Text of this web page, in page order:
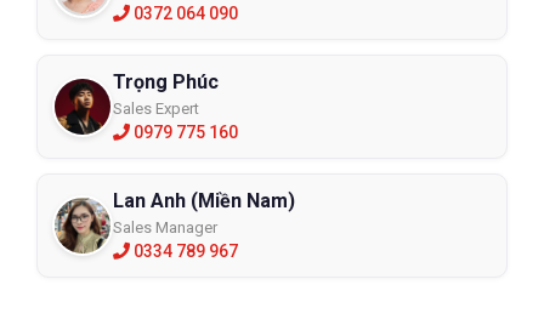
0372 064 090
Trọng Phúc
Sales Expert
0979 775 160
Lan Anh (Miền Nam)
Sales Manager
0334 789 967